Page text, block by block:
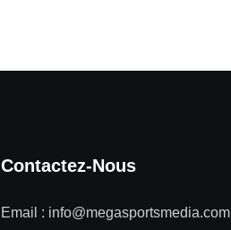
Contactez-Nous
Email : info@megasportsmedia.com